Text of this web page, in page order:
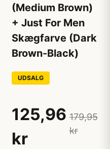
(Medium Brown)
+ Just For Men
Skægfarve (Dark
Brown-Black)
UDSALG
125,96
kr
179,95
kr